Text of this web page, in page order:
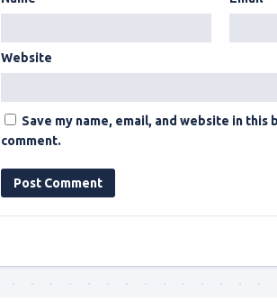
Website
Save my name, email, and website in
comment.